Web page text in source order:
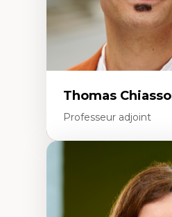
Thomas
Professeur adjoint
Théories du
Économie politique
Élites économiques